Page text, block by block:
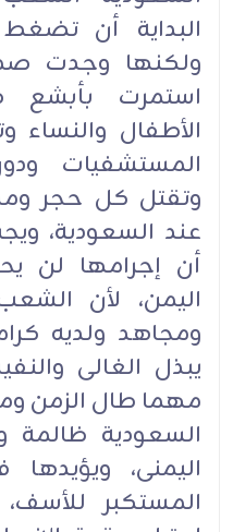
البدایة أن
ولکنها وجدت
استمرت بأبشع
الأطفال والنساء
المستشفیات
وتقتل کل حجر
عند السعودیة،
أن إجرامها لن
الیمن، لأن
ومجاهد ولدیه
یبذل الغالی
مهما طال الزمن
السعودیة
الیمنی،
المستکبر